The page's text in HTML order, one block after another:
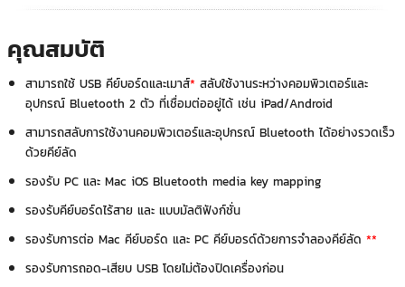
คุณสมบัติ
สามารถใช้ USB คีย์บอร์ดและเมาส์* สลับใช้งานระหว่างคอมพิวเตอร์และ
อุปกรณ์ Bluetooth 2 ตัว ที่เชื่อมต่ออยู่ได้ เช่น iPad/Android
สามารถสลับการใช้งานคอมพิวเตอร์และอุปกรณ์ Bluetooth ได้อย่างรวดเร็ว
ด้วยคีย์ลัด
รองรับ PC และ Mac iOS Bluetooth media key mapping
รองรับคีย์บอร์ดไร้สาย และ แบบมัลติฟังก์ชั่น
รองรับการต่อ Mac คีย์บอร์ด และ PC คีย์บอรด์ด้วยการจำลองคีย์ลัด **
รองรับการถอด-เสียบ USB โดยไม่ต้องปิดเครื่องก่อน